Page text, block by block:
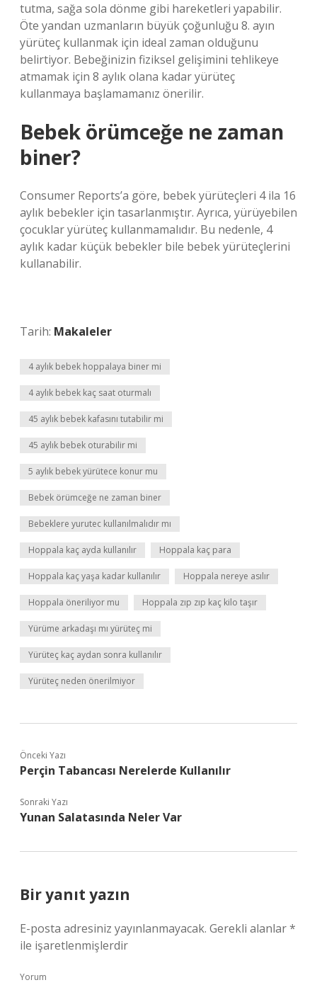
tutma, sağa sola dönme gibi hareketleri yapabilir.
Öte yandan uzmanların büyük çoğunluğu 8. ayın
yürüteç kullanmak için ideal zaman olduğunu
belirtiyor. Bebeğinizin fiziksel gelişimini tehlikeye
atmamak için 8 aylık olana kadar yürüteç
kullanmaya başlamamanız önerilir.
Bebek örümceğe ne zaman
biner?
Consumer Reports’a göre, bebek yürüteçleri 4 ila 16
aylık bebekler için tasarlanmıştır. Ayrıca, yürüyebilen
çocuklar yürüteç kullanmamalıdır. Bu nedenle, 4
aylık kadar küçük bebekler bile bebek yürüteçlerini
kullanabilir.
Tarih: Makaleler
4 aylık bebek hoppalaya biner mi
4 aylık bebek kaç saat oturmalı
45 aylık bebek kafasını tutabilir mi
45 aylık bebek oturabilir mi
5 aylık bebek yürütece konur mu
Bebek örümceğe ne zaman biner
Bebeklere yurutec kullanılmalıdır mı
Hoppala kaç ayda kullanılır Hoppala kaç para
Hoppala kaç yaşa kadar kullanılır Hoppala nereye asılır
Hoppala öneriliyor mu Hoppala zıp zıp kaç kilo taşır
Yürüme arkadaşı mı yürüteç mi
Yürüteç kaç aydan sonra kullanılır
Yürüteç neden önerilmiyor
Önceki Yazı
Perçin Tabancası Nerelerde Kullanılır
Sonraki Yazı
Yunan Salatasında Neler Var
Bir yanıt yazın
E-posta adresiniz yayınlanmayacak. Gerekli alanlar*
ile işaretlenmişlerdir
Yorum